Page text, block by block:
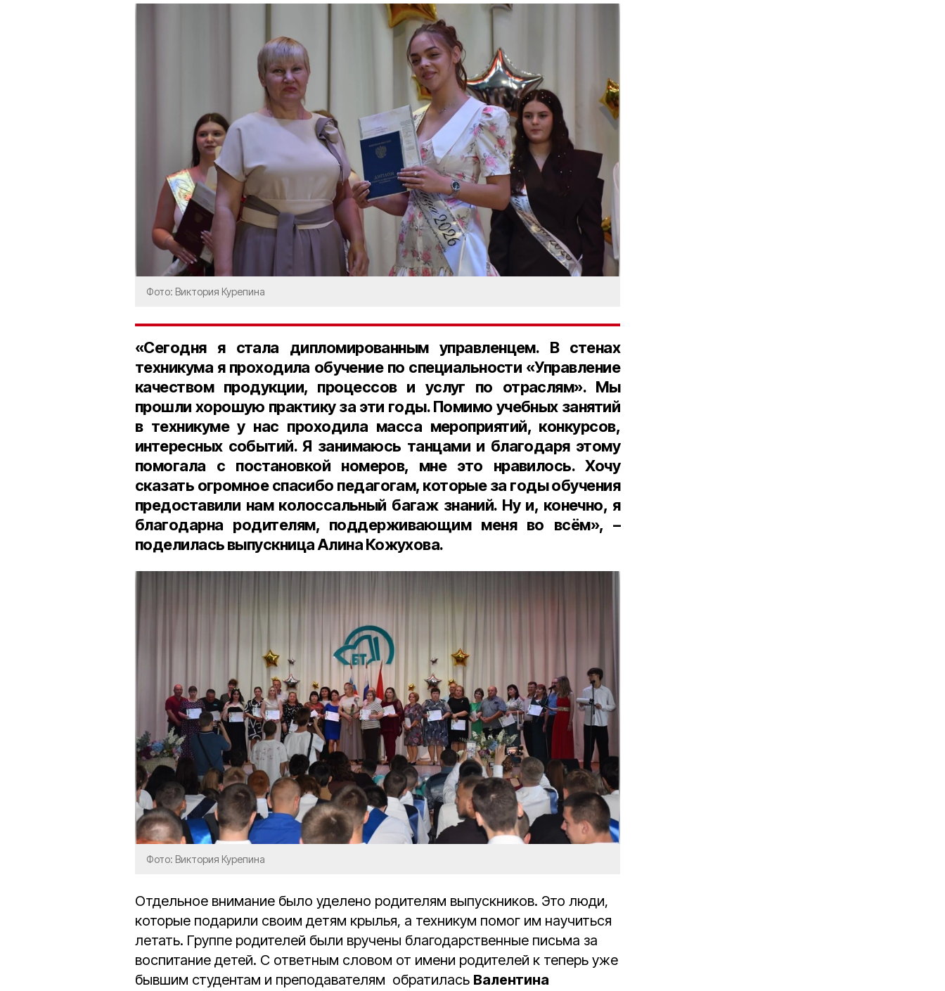
Фото: Виктория Курепина
«Сегодня я стала дипломированным управленцем. В стенах
техникума я проходила обучение по специальности «Управление
качеством продукции, процессов и услуг по отраслям». Мы
прошли хорошую практику за эти годы. Помимо учебных занятий
в техникуме у нас проходила масса мероприятий, конкурсов,
интересных событий. Я занимаюсь танцами и благодаря этому
помогала с постановкой номеров, мне это нравилось. Хочу
сказать огромное спасибо педагогам, которые за годы обучения
предоставили нам колоссальный багаж знаний. Ну и, конечно, я
благодарна родителям, поддерживающим меня во всём», –
поделилась выпускница Алина Кожухова.
Фото: Виктория Курепина
Отдельное внимание было уделено родителям выпускников. Это люди,
которые подарили своим детям крылья, а техникум помог им научиться
летать. Группе родителей были вручены благодарственные письма за
воспитание детей. С ответным словом от имени родителей к теперь уже
бывшим студентам и преподавателям обратилась Валентина